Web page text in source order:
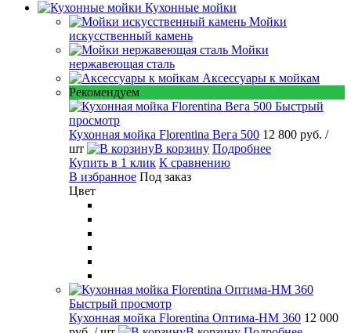
Кухонные мойки
Мойки
искусственный камень
Мойки
нержавеющая сталь
Аксессуары к мойкам
Рекомендуем
Быстрый
просмотр
Кухонная мойка Florentina Вега 500 12 800 руб. /
шт
В корзину Подробнее
Купить в 1 клик К сравнению
В избранное Под заказ
Цвет
Быстрый просмотр
Кухонная мойка Florentina Оптима-HM 360 12 000